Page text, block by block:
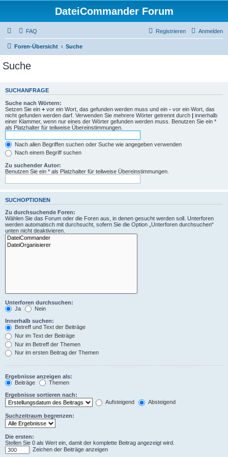
DateiCommander Forum
FAQ Anmelden
Registrieren
Foren-Übersicht Suche
Suche
SUCHANFRAGE
Suche nach Wörtern:
Setzen Sie ein + vor ein Wort, das gefunden werden muss und ein - vor ein Wort, das
nicht gefunden werden darf. Verwenden Sie mehrere Wörter getrennt durch | innerhalb
einer Klammer, wenn nur eines der Wörter gefunden werden muss. Benutzen Sie ein *
als Platzhalter für teilweise Übereinstimmungen.
Nach allen Begriffen suchen oder Suche wie angegeben verwenden
Nach einem Begriff suchen
Zu suchender Autor:
Benutzen Sie ein * als Platzhalter für teilweise Übereinstimmungen.
SUCHOPTIONEN
Zu durchsuchende Foren:
Wählen Sie das Forum oder die Foren aus, in denen gesucht werden soll. Unterforen
werden automatisch mit durchsucht, sofern Sie die Option „Unterforen durchsuchen“
unten nicht deaktivieren.
Unterforen durchsuchen:
Ja
Nein
Innerhalb suchen:
Betreff und Text der Beiträge
Nur im Text der Beiträge
Nur im Betreff der Themen
Nur im ersten Beitrag der Themen
Ergebnisse anzeigen als:
Beiträge
Themen
Ergebnisse sortieren nach:
Aufsteigend
Absteigend
Suchzeitraum begrenzen:
Die ersten:
Stellen Sie 0 als Wert ein, damit der komplette Beitrag angezeigt wird.
Zeichen der Beiträge anzeigen